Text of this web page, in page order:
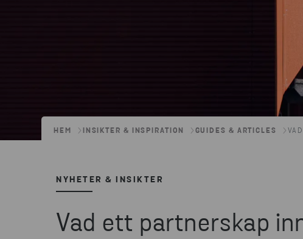
HEM INSIKTER & INSPIRATION GUIDES & ARTICLES
NYHETER & INSIKTER
Vad ett partnerskap